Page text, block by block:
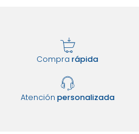
Comprarápida
Atención personalizada